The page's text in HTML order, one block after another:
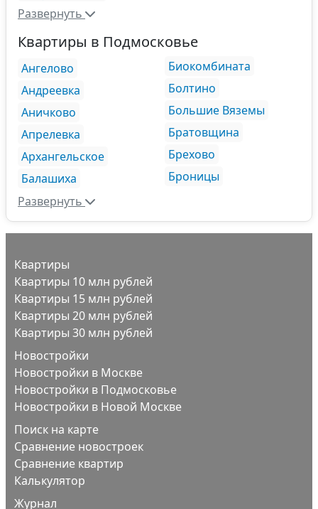
Развернуть
Квартиры в Подмосковье
Ангелово
Андреевка
Аничково
Апрелевка
Архангельское
Балашиха
Биокомбината
Болтино
Большие Вяземы
Братовщина
Брехово
Броницы
Развернуть
Квартиры
Квартиры 10 млн рублей
Квартиры 15 млн рублей
Квартиры 20 млн рублей
Квартиры 30 млн рублей
Новостройки
Новостройки в Москве
Новостройки в Подмосковье
Новостройки в Новой Москве
Поиск на карте
Сравнение новостроек
Сравнение квартир
Калькулятор
Журнал